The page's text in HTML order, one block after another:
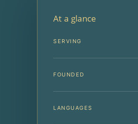
At a glance
SERVING
FOUNDED
LANGUAGES